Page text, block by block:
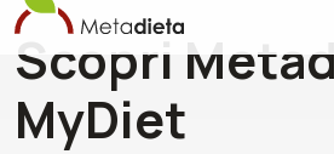
Scopri
MyDiet